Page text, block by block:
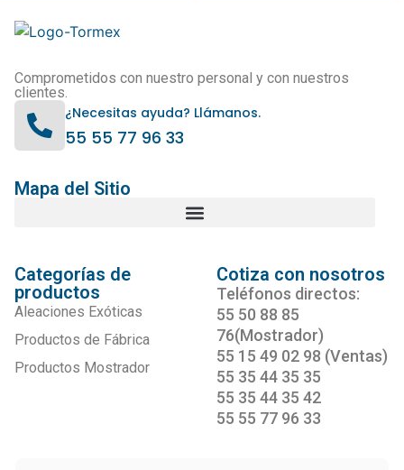
Comprometidos con nuestro personal y con nuestros
clientes.
¿Necesitas ayuda? Llámanos.
55 55 77 96 33
Mapa del Sitio
Categorías de
productos
Aleaciones Exóticas
Productos de Fábrica
Productos Mostrador
Cotiza con nosotros
Teléfonos directos:
55 50 88 85
76(Mostrador)
55 15 49 02 98 (Ventas)
55 35 44 35 35
55 35 44 35 42
55 55 77 96 33